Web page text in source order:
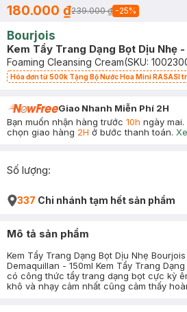
180.000 ₫239.000 ₫ -25%
Bourjois
Kem Tẩy Trang Dạng Bọt Dịu Nhẹ
Foaming Cleansing Cream(SKU:
Hóa đơn từ 500k Tặng Bộ Nước Hoa Mini RASASI
Giao Nhanh Miễn Phí 2H
Bạn muốn nhận hàng trước 10h ngày
chọn giao hàng 2H ở bước thanh toán.
Số lượng:
337 Chi nhánh tạm hết sản phẩm
Mô tả sản phẩm
Kem Tẩy Trang Dạng Bọt Dịu Nhẹ
Demaquillan - 150ml Kem Tẩy Trang
có công thức tẩy trang dạng bọt cực kỳ
khô và nhạy cảm nhất cũng cảm thấy